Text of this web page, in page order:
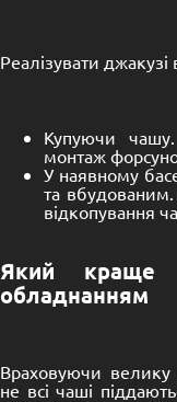
Реалізувати
Купуючи
монтаж
У наявному
та вбудованим.
відкопування
Який краще
обладнанням
Враховуючи велику
не всі чаші